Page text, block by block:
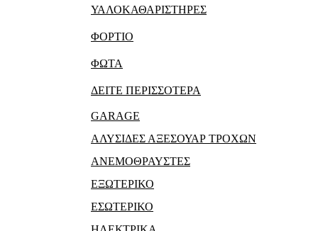
ΥΑΛΟΚΑΘΑΡΙΣΤΗΡΕΣ
ΦΟΡΤΙΟ
ΦΩΤΑ
ΔΕΙΤΕ ΠΕΡΙΣΣΟΤΕΡΑ
GARAGE
ΑΛΥΣΙΔΕΣ ΑΞΕΣΟΥΑΡ ΤΡΟΧΩΝ
ΑΝΕΜΟΘΡΑΥΣΤΕΣ
ΕΞΩΤΕΡΙΚΟ
ΕΣΩΤΕΡΙΚΟ